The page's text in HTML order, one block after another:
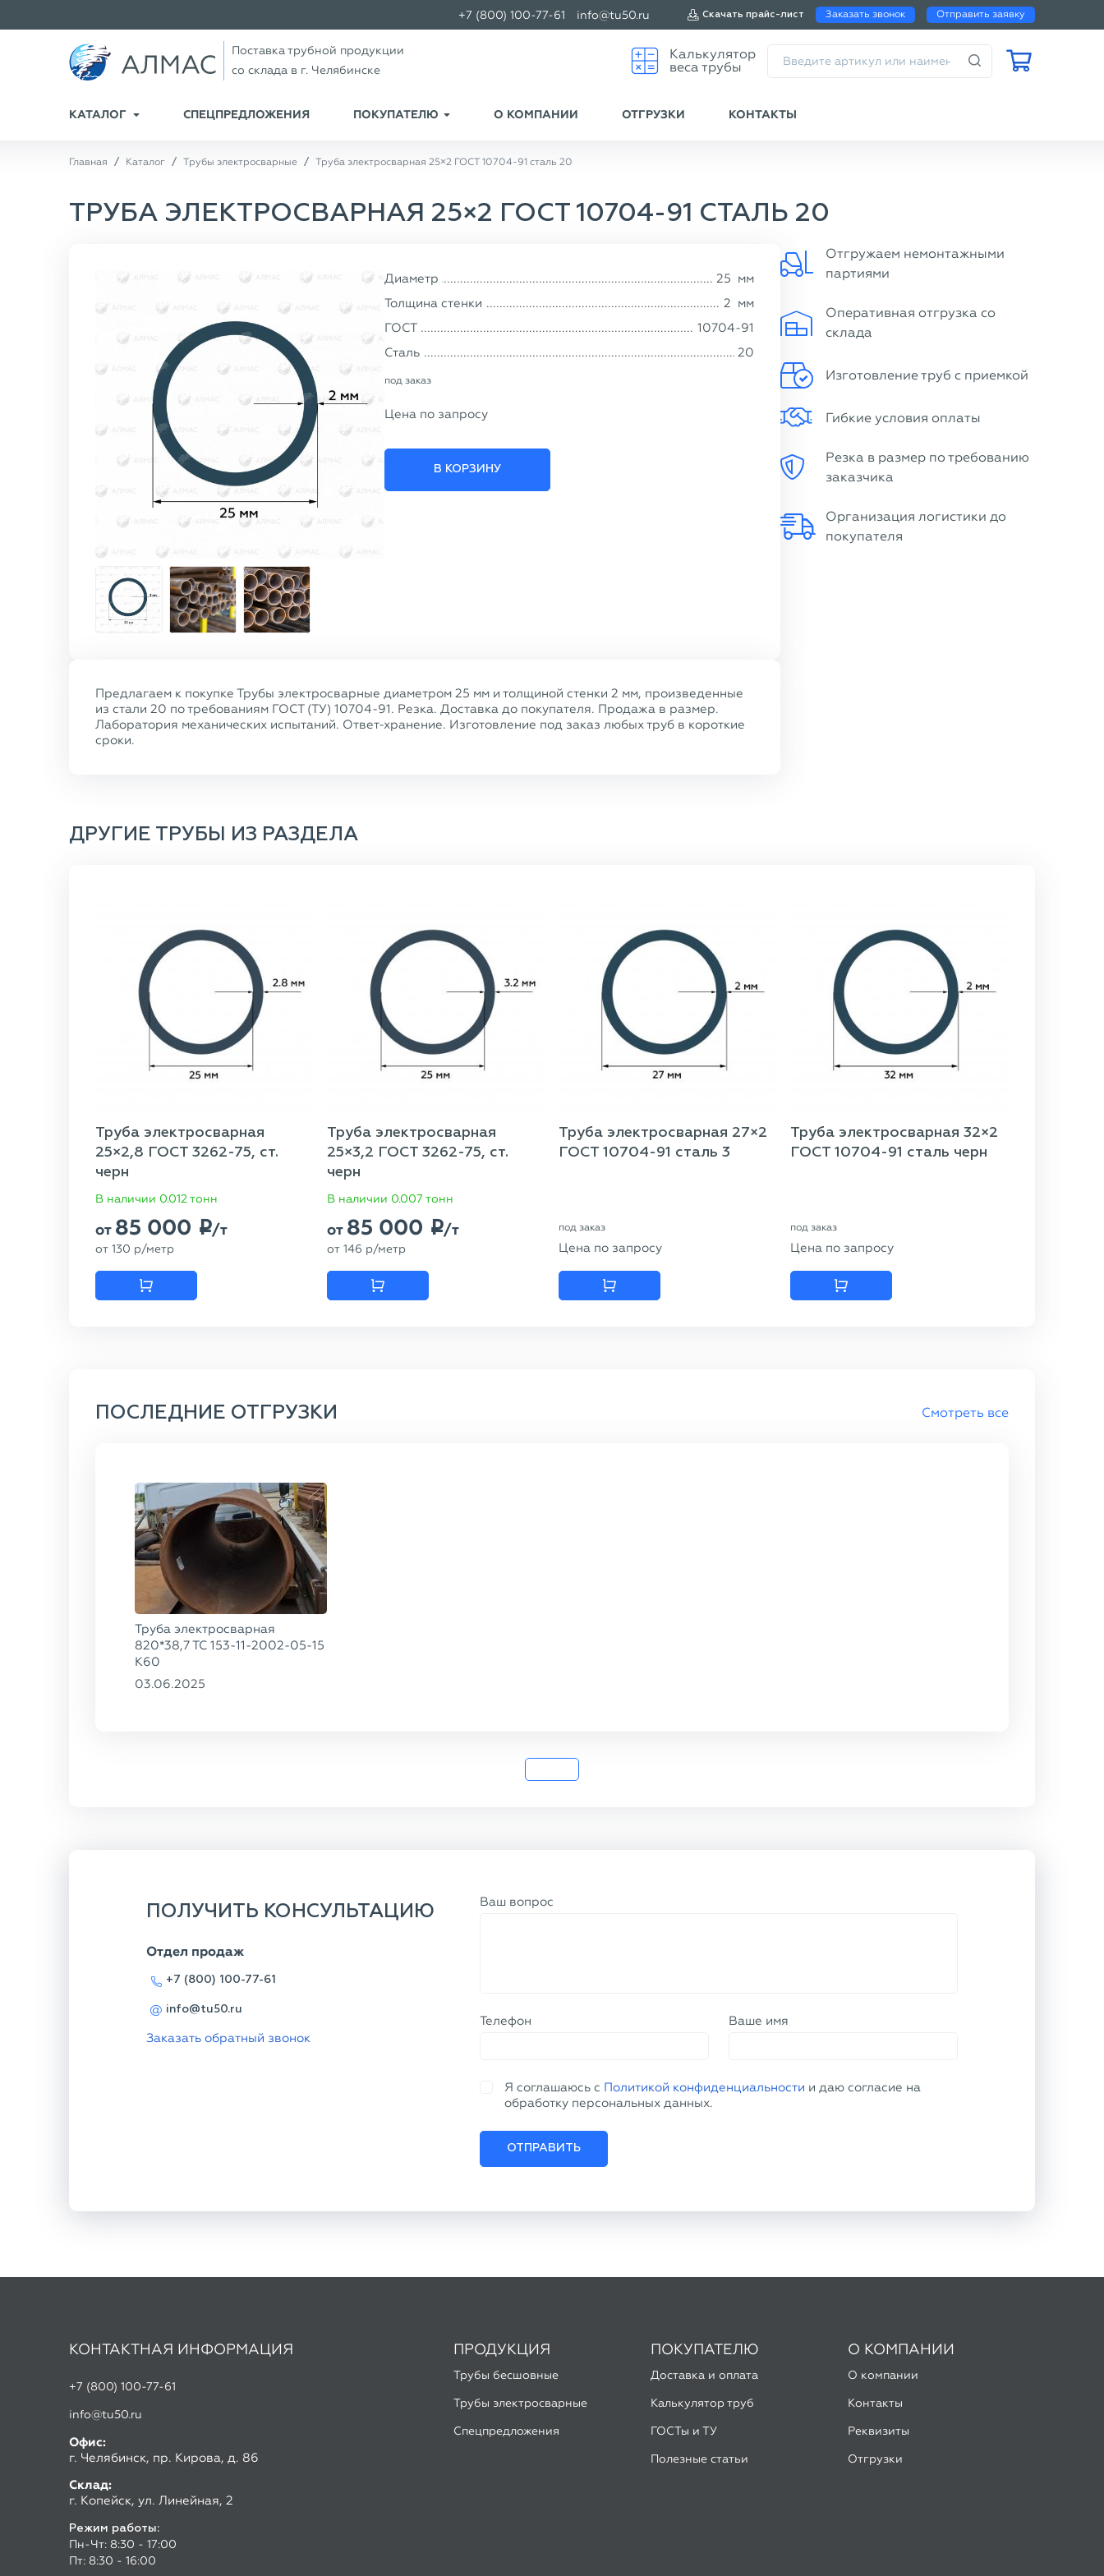
+7 (800) 100-77-61 info@tu50.ru Скачать прайс-лист Заказать звонок Отправить заявку
Поставка трубной продукции
со склада в г. Челябинске
Калькулятор
веса трубы
КАТАЛОГ СПЕЦПРЕДЛОЖЕНИЯ ПОКУПАТЕЛЮ О КОМПАНИИ ОТГРУЗКИ КОНТАКТЫ
Главная Каталог Трубы электросварные Труба электросварная 25×2 ГОСТ 10704-91 сталь 20
ТРУБА ЭЛЕКТРОСВАРНАЯ 25×2 ГОСТ 10704-91 СТАЛЬ 20
Диаметр 25 мм
Толщина стенки
2 мм
ГОСТ
10704-91
Сталь
20
под заказ
Цена по запросу
В КОРЗИНУ
Предлагаем к покупке Трубы электросварные диаметром 25 мм и толщиной стенки 2 мм, произведенные
из стали 20 по требованиям ГОСТ (ТУ) 10704-91. Резка. Доставка до покупателя. Продажа в размер.
Лаборатория механических испытаний. Ответ-хранение. Изготовление под заказ любых труб в короткие
сроки.
Отгружаем немонтажными
партиями
Оперативная отгрузка со
склада
Изготовление труб с приемкой
Гибкие условия оплаты
Резка в размер по требованию
заказчика
Организация логистики до
покупателя
ДРУГИЕ ТРУБЫ ИЗ РАЗДЕЛА
Труба электросварная
25×2,8 ГОСТ 3262-75, ст.
черн
В наличии 0.012 тонн
от 85 000 p/т
от 130 p/метр
Труба электросварная
25×3,2 ГОСТ 3262-75, ст.
черн
В наличии 0.007 тонн
от 85 000 p/т
от 146 p/метр
Труба электросварная 27×2
ГОСТ 10704-91 сталь 3
под заказ
Цена по запросу
Труба электросварная 32×2
ГОСТ 10704-91 сталь черн
под заказ
Цена по запросу
ПОСЛЕДНИЕ ОТГРУЗКИ Смотреть все
Труба электросварная
820*38,7 ТС 153-11-2002-05-15
К60
03.06.2025
ПОЛУЧИТЬ КОНСУЛЬТАЦИЮ
Отдел продаж
+7 (800) 100-77-61
info@tu50.ru
Заказать обратный звонок
Ваш вопрос
+7 (800) 100-77-61
г. Челябинск, пр. Кирова, д. 86
г. Копейск, ул. Линейная, 2
Режим работы:
Пн-Чт: 8:30 - 17:00
Пт: 8:30 - 16:00
Скачать прайс лист
Полезные статьи
Отгрузки